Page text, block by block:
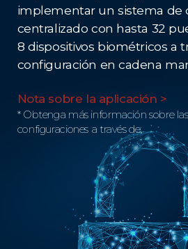
implementar un sistema de
centralizado con hasta 32
8 dispositivos biométricos a
configuración en cadena
Nota sobre la aplicación >
* Obtenga más información sobre
configuraciones a través de.